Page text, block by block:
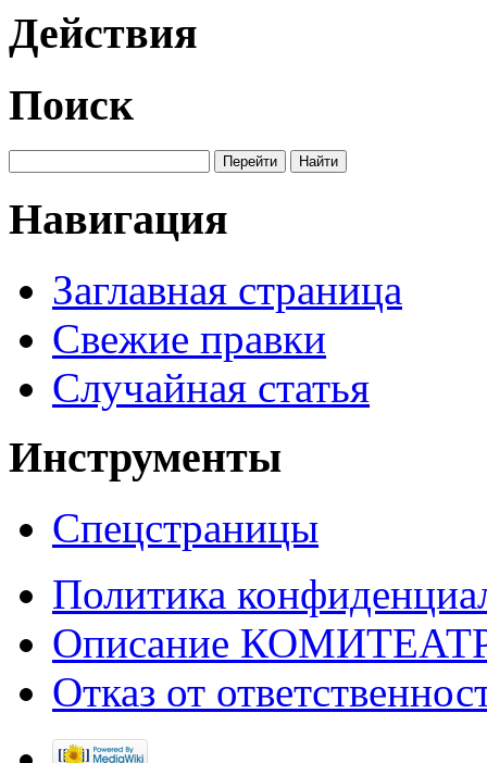
Действия
Поиск
Навигация
Заглавная страница
Свежие правки
Случайная статья
Инструменты
Спецстраницы
Политика
Описание
Отказ от